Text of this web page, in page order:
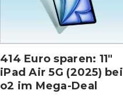
414 Euro sparen: 11″
iPad Air 5G (2025) bei
o2 im Mega-Deal